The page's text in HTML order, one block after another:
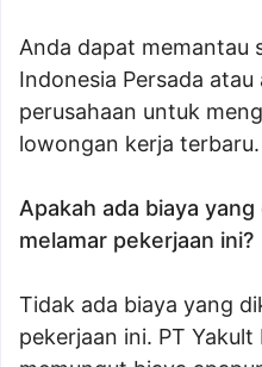
Anda dapat memantau
Indonesia Persada
perusahaan untuk
lowongan kerja terbaru.
Apakah ada biaya
melamar pekerjaan ini?
Tidak ada biaya yang
pekerjaan ini. PT